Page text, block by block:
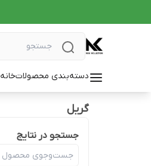
دسته‌بندی محصولاتخانه
گریل
جستجو در نتایج